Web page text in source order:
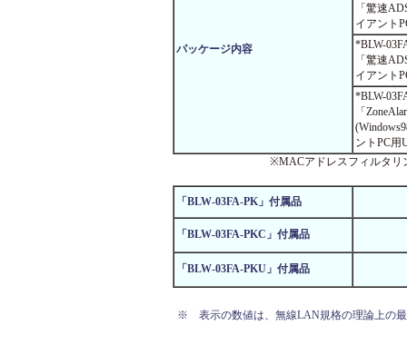
パッケージ内容
「驚速
イアント
*BLW-
「驚速
イアント
*BLW-
「
ントPC用
※MACアドレスフィルタリン
「BLW-03FA-PK」付属品
「BLW-03FA-PKC」付属品
「BLW-03FA-PKU」付属品
※ 表示の数値は、無線LAN規格の理論上の